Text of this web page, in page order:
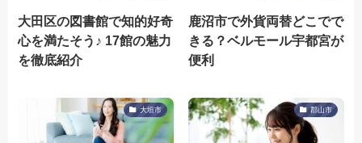
大田区の図書館で知的好奇
心を満たそう♪ 17館の魅力
を徹底紹介
鹿沼市で外貨両替どこでで
きる？ベルモール宇都宮が
便利
大垣市 郡山市